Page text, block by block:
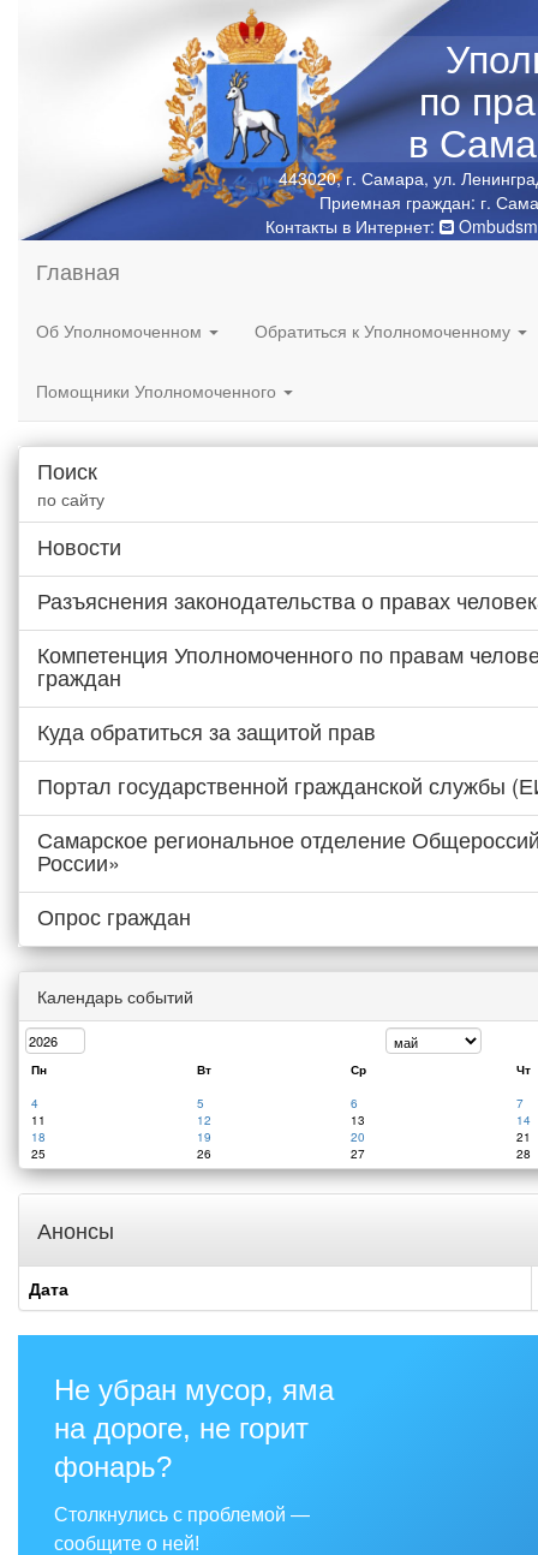
по
в
443020, г. Самара, ул.
Приемная граждан: г.
Контакты в Интернет:
Главная
Об Уполномоченном Обратиться к Уполномоченному
Помощники Уполномоченного
Поиск
по сайту
Новости
Разъяснения законодательства о правах
Компетенция Уполномоченного по правам
граждан
Куда обратиться за защитой прав
Портал государственной гражданской службы
Самарское региональное отделение
России»
Опрос граждан
Календарь событий
Пн Вт Ср
Чт
4
5 6
7
11
12 13
14
18
19 20
21
25
26 27 28
Анонсы
Дата
Не убран мусор, яма
на дороге, не горит
фонарь?
Столкнулись с проблемой —
сообщите о ней!